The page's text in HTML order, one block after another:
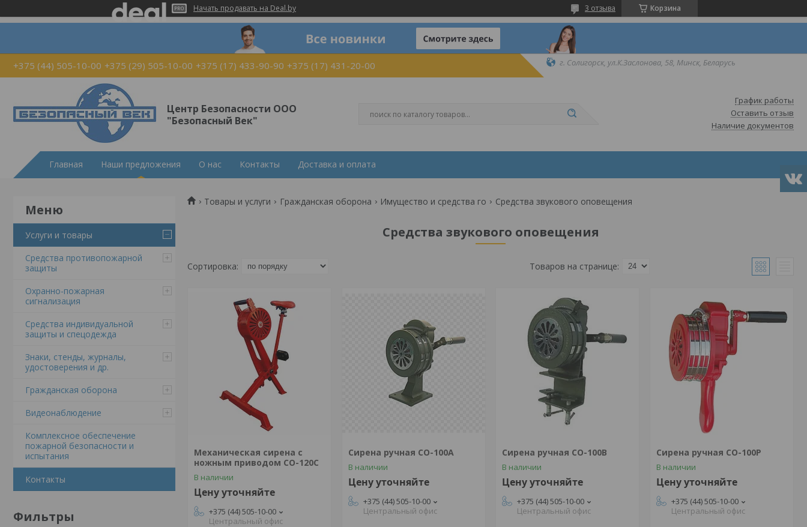
Начать продавать на Deal.by Корзина
3 отзыва
+375 (44) 505-10-00 +375 (29) 505-10-00 +375 (17) 433-90-90 +375 (17) 431-20-00 г. Солигорск, ул.К.Заслонова, 58, Минск, Беларусь
Центр Безопасности ООО
"Безопасный Век"
График работы
Оставить отзыв
Наличие документов
Главная Наши предложения О нас Контакты Доставка и оплата
Услуги и товары
Средства противопожарной
защиты
Охранно-пожарная
сигнализация
Средства индивидуальной
защиты и спецодежда
Знаки, стенды, журналы,
удостоверения и др.
Гражданская оборона
Видеонаблюдение
Комплексное обеспечение
пожарной безопасности и
испытания
Контакты
Фильтры
Товары и услуги Гражданская оборона Имущество и средства го Средства звукового оповещения
Средства звукового оповещения
Механическая сирена с
ножным приводом СО-120С
В наличии
Цену уточняйте
+375 (44) 505-10-00
Центральный офис
Сирена ручная СО-100А
В наличии
Цену уточняйте
+375 (44) 505-10-00
Центральный офис
Сирена ручная СО-100В
В наличии
Цену уточняйте
+375 (44) 505-10-00
Центральный офис
Сирена ручная СО-100Р
В наличии
Цену уточняйте
+375 (44) 505-10-00
Центральный офис